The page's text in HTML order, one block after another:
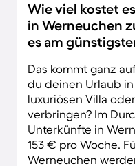
Wie viel kostet
in Werneuchen
es am
Das kommt ganz
du deinen Urlaub
luxuriösen Villa
verbringen? Im
Unterkünfte in
153 € pro Woche.
Werneuchen